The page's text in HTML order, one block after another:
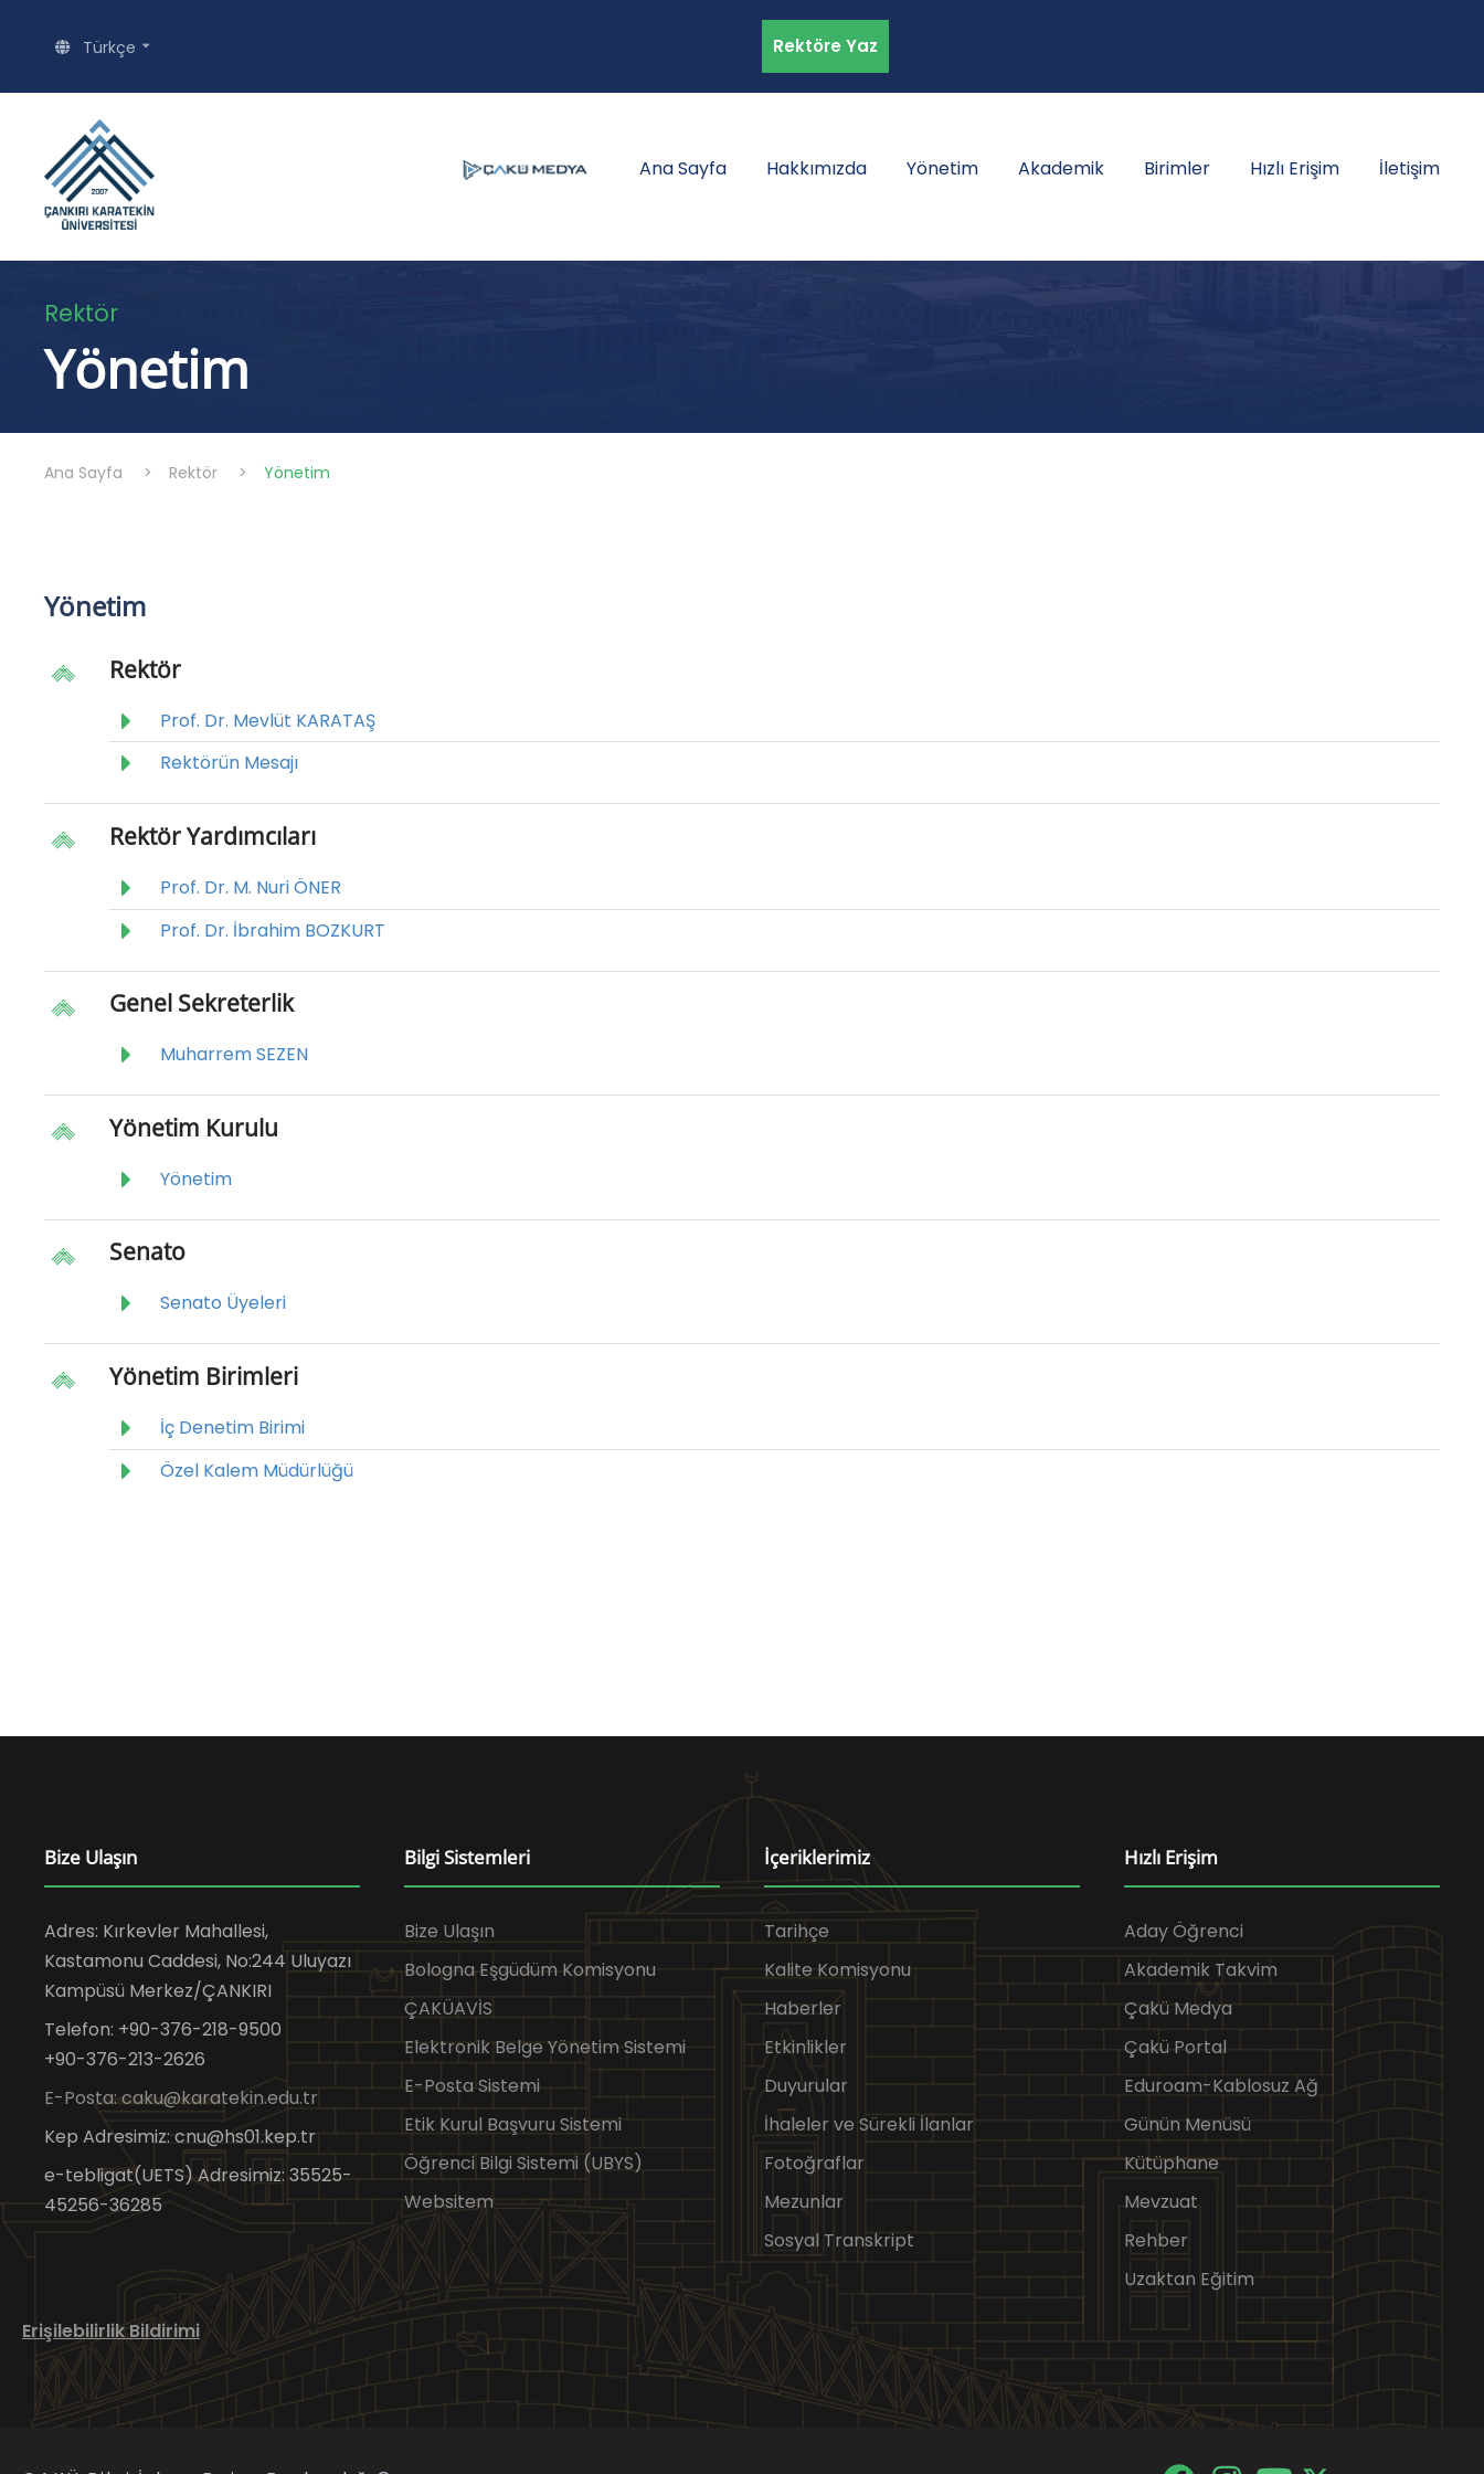
Türkçe Rektöre Yaz
Ana Sayfa Hakkımızda Yönetim Akademik Birimler Hızlı Erişim İletişim
Rektör
Yönetim
Ana Sayfa > Rektör > Yönetim
Yönetim
Rektör
Prof. Dr. Mevlüt KARATAŞ
Rektörün Mesajı
Rektör Yardımcıları
Prof. Dr. M. Nuri ÖNER
Prof. Dr. İbrahim BOZKURT
Genel Sekreterlik
Muharrem SEZEN
Yönetim Kurulu
Yönetim
Senato
Senato Üyeleri
Yönetim Birimleri
İç Denetim Birimi
Özel Kalem Müdürlüğü
Bize Ulaşın
Adres: Kırkevler Mahallesi,
Kastamonu Caddesi, No:244 Uluyazı
Kampüsü Merkez/ÇANKIRI
Telefon: +90-376-218-9500
+90-376-213-2626
E-Posta: caku@karatekin.edu.tr
Kep Adresimiz: cnu@hs01.kep.tr
e-tebligat(UETS) Adresimiz: 35525-
45256-36285
Bilgi Sistemleri
Bize Ulaşın
Bologna Eşgüdüm Komisyonu
ÇAKÜAVİS
Elektronik Belge Yönetim Sistemi
E-Posta Sistemi
Etik Kurul Başvuru Sistemi
Öğrenci Bilgi Sistemi (UBYS)
Websitem
İçeriklerimiz
Tarihçe
Kalite Komisyonu
Haberler
Etkinlikler
Duyurular
İhaleler ve Sürekli İlanlar
Fotoğraflar
Mezunlar
Sosyal Transkript
Hızlı Erişim
Aday Öğrenci
Akademik Takvim
Çakü Medya
Çakü Portal
Eduroam-Kablosuz Ağ
Günün Menüsü
Kütüphane
Mevzuat
Rehber
Uzaktan Eğitim
Erişilebilirlik Bildirimi